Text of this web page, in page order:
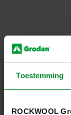
Toestemming
ROCKWOOL